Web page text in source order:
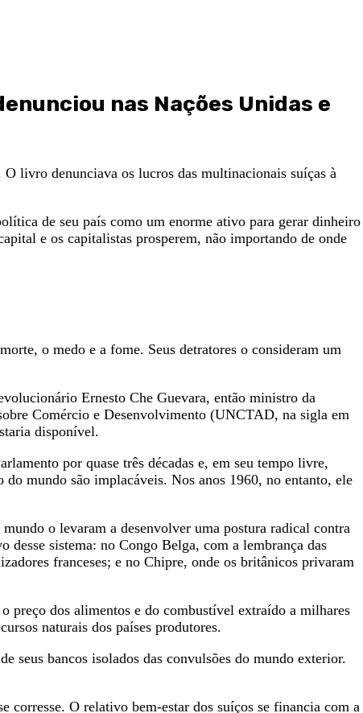
nas Nações Unidas e
O livro denunciava os lucros das multinacionais suíças à
de seu país como um enorme ativo para gerar dinheiro
e os capitalistas prosperem, não importando de onde
o medo e a fome. Seus detratores o consideram um
Ernesto Che Guevara, então ministro da
Comércio e Desenvolvimento (UNCTAD, na sigla em
disponível.
por quase três décadas e, em seu tempo livre,
do mundo são implacáveis. Nos anos 1960, no entanto, ele
o levaram a desenvolver uma postura radical contra
sistema: no Congo Belga, com a lembrança das
franceses; e no Chipre, onde os britânicos privaram
preço dos alimentos e do combustível extraído a milhares
naturais dos países produtores.
seus bancos isolados das convulsões do mundo exterior.
corresse. O relativo bem-estar dos suíços se financia com a